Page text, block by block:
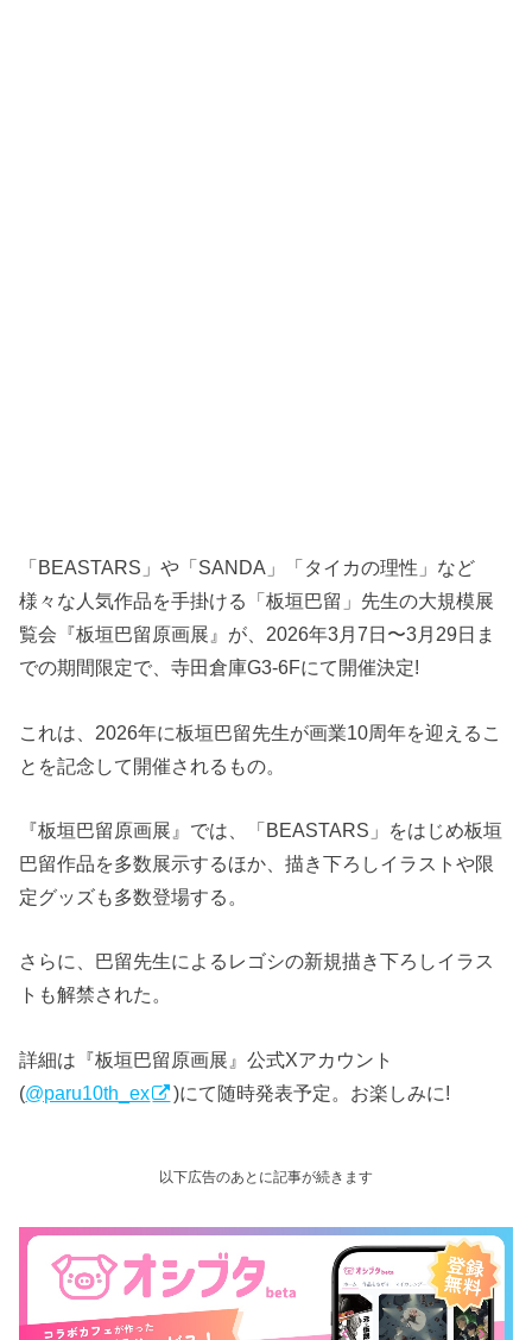
「BEASTARS」や「SANDA」「タイカの理性」など
様々な人気作品を手掛ける「板垣巴留」先生の大規模展
覧会『板垣巴留原画展』が、2026年3月7日〜3月29日ま
での期間限定で、寺田倉庫G3-6Fにて開催決定!
これは、2026年に板垣巴留先生が画業10周年を迎えるこ
とを記念して開催されるもの。
『板垣巴留原画展』では、「BEASTARS」をはじめ板垣
巴留作品を多数展示するほか、描き下ろしイラストや限
定グッズも多数登場する。
さらに、巴留先生によるレゴシの新規描き下ろしイラス
トも解禁された。
詳細は『板垣巴留原画展』公式Xアカウント
(@paru10th_ex )にて随時発表予定。お楽しみに!
以下広告のあとに記事が続きます